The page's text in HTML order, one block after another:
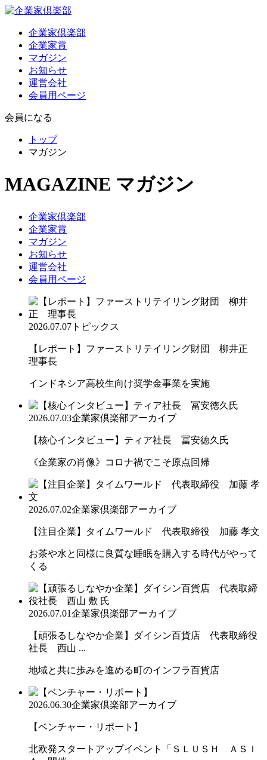
企業家倶楽部
企業家賞
マガジン
お知らせ
運営会社
会員用ページ
会員になる
トップ
マガジン
MAGAZINE マガジン
企業家倶楽部
企業家賞
マガジン
お知らせ
運営会社
会員用ページ
2026.07.07 トピックス
【レポート】ファーストリテイリング財団 柳井正
理事長
インドネシア高校生向け奨学金事業を実施
2026.07.03企業家倶楽部アーカイブ
【核心インタビュー】ティア社長 冨安徳久氏
《企業家の肖像》コロナ禍でこそ原点回帰
2026.07.02企業家倶楽部アーカイブ
【注目企業】タイムワールド 代表取締役 加藤 孝文
お茶や水と同様に良質な睡眠を購入する時代がやって
くる
2026.07.01企業家倶楽部アーカイブ
【頑張るしなやか企業】ダイシン百貨店 代表取締役
社長 西山 ...
地域と共に歩みを進める町のインフラ百貨店
2026.06.30企業家倶楽部アーカイブ
【ベンチャー・リポート】
北欧発スタートアップイベント「ＳＬＵＳＨ ＡＳＩ